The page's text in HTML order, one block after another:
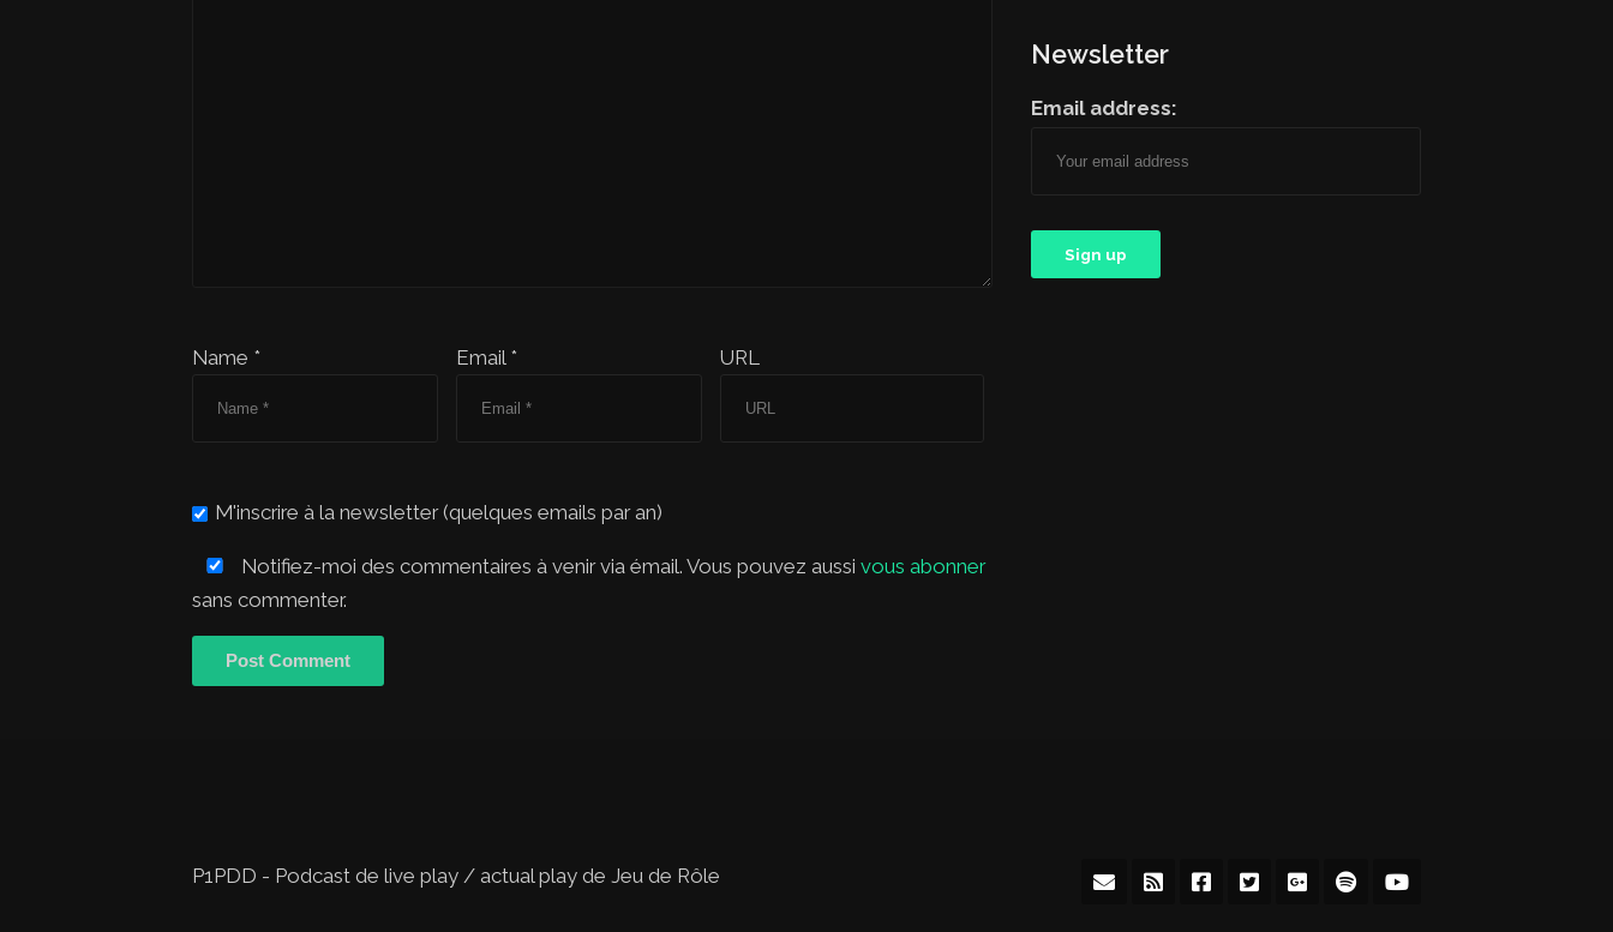
Name * Email * URL
M'inscrire à la newsletter (quelques emails par an)
Notifiez-moi des commentaires à venir via émail. Vous pouvez aussi vous abonner
sans commenter.
Newsletter
Email address:
P1PDD - Podcast de live play / actual play de Jeu de Rôle